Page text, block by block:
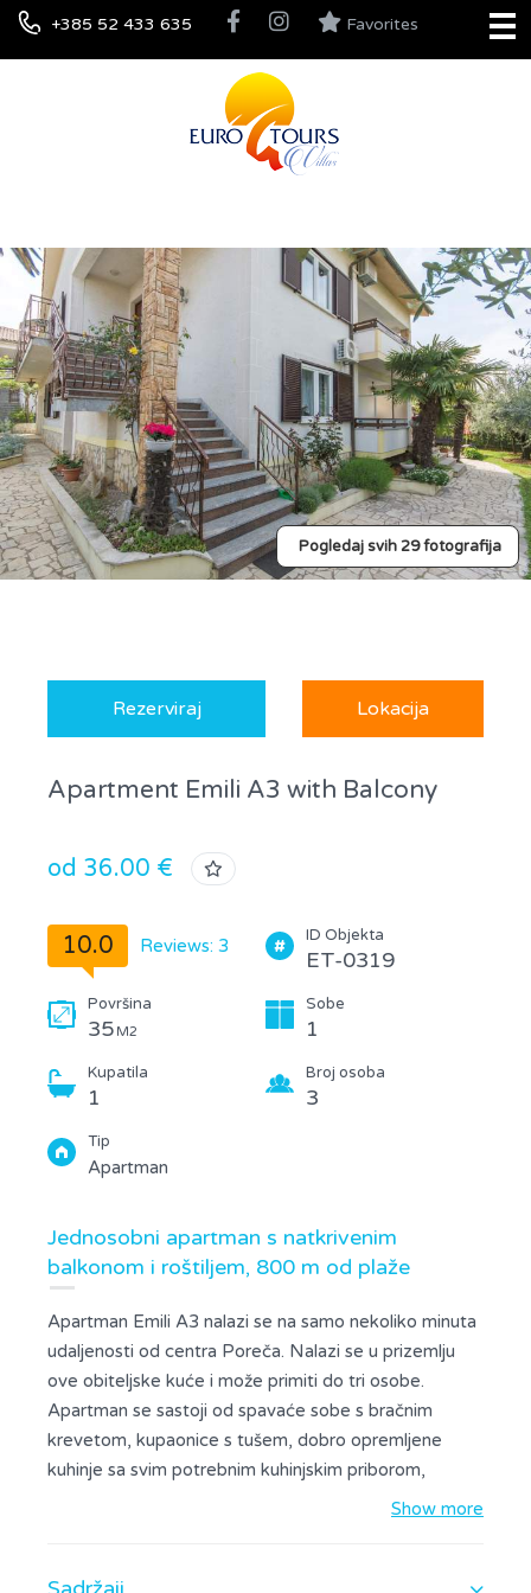
+385 52 433 635 Favorites
Pogledaj svih 29 fotografija
Rezerviraj Lokacija
Apartment Emili A3 with Balcony
od 36.00 €
10.0 Reviews: 3 ID Objekta
ET-0319
Površina
35 M2
Sobe
1
Kupatila
1
Broj osoba
3
Tip
Apartman
Jednosobni apartman s natkrivenim
balkonom i roštiljem, 800 m od plaže
Apartman Emili A3 nalazi se na samo nekoliko minuta
udaljenosti od centra Poreča. Nalazi se u prizemlju
ove obiteljske kuće i može primiti do tri osobe.
Apartman se sastoji od spavaće sobe s bračnim
krevetom, kupaonice s tušem, dobro opremljene
kuhinje sa svim potrebnim kuhinjskim priborom,
aparatima za kuhanje i blagovaonom te dnevnim
prostor je klimatiziran. Iz apartmana imate pristup
Show more